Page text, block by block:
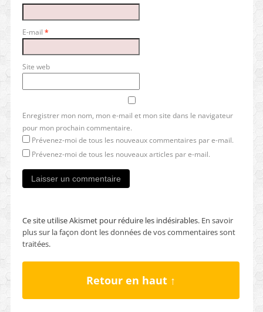
E-mail *
Site web
Enregistrer mon nom, mon e-mail et mon site dans le navigateur
pour mon prochain commentaire.
Prévenez-moi de tous les nouveaux commentaires par e-mail.
Prévenez-moi de tous les nouveaux articles par e-mail.
Ce site utilise Akismet pour réduire les indésirables. En savoir
plus sur la façon dont les données de vos commentaires sont
traitées.
Retour en haut ↑